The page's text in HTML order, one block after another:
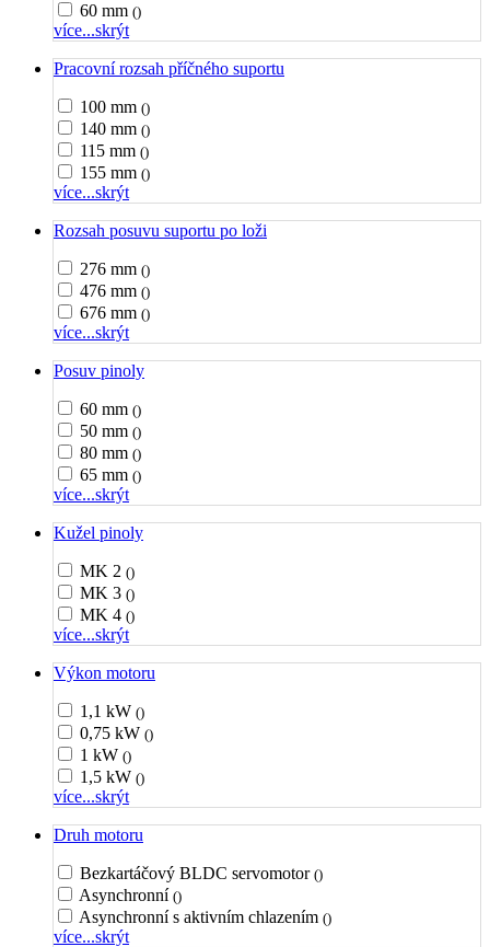
60 mm ()
více...skrýt
Pracovní rozsah příčného suportu
100 mm ()
140 mm ()
115 mm ()
155 mm ()
více...skrýt
Rozsah posuvu suportu po loži
276 mm ()
476 mm ()
676 mm ()
více...skrýt
Posuv pinoly
60 mm ()
50 mm ()
80 mm ()
65 mm ()
více...skrýt
Kužel pinoly
MK 2 ()
MK 3 ()
MK 4 ()
více...skrýt
Výkon motoru
1,1 kW ()
0,75 kW ()
1 kW ()
1,5 kW ()
více...skrýt
Druh motoru
Bezkartáčový BLDC servomotor ()
Asynchronní ()
Asynchronní s aktivním chlazením ()
více...skrýt